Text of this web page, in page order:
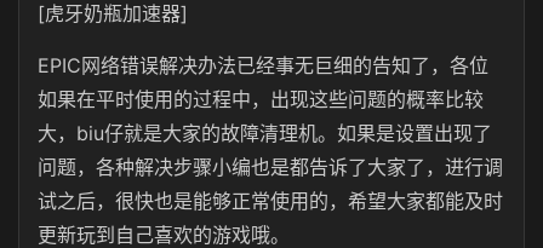
[虎牙奶瓶加速器]
EPIC网络错误解决办法已经事无巨细的告知了，各位
如果在平时使用的过程中，出现这些问题的概率比较
大，biu仔就是大家的故障清理机。如果是设置出现了
问题，各种解决步骤小编也是都告诉了大家了，进行调
试之后，很快也是能够正常使用的，希望大家都能及时
更新玩到自己喜欢的游戏哦。